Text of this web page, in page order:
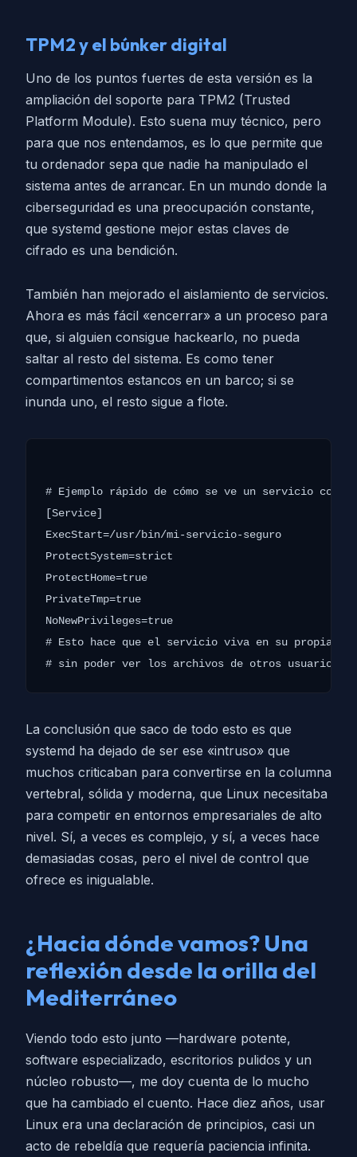
TPM2 y el búnker digital
Uno de los puntos fuertes de esta versión es la
ampliación del soporte para TPM2 (Trusted
Platform Module). Esto suena muy técnico, pero
para que nos entendamos, es lo que permite que
tu ordenador sepa que nadie ha manipulado el
sistema antes de arrancar. En un mundo donde la
ciberseguridad es una preocupación constante,
que systemd gestione mejor estas claves de
cifrado es una bendición.
También han mejorado el aislamiento de servicios.
Ahora es más fácil «encerrar» a un proceso para
que, si alguien consigue hackearlo, no pueda
saltar al resto del sistema. Es como tener
compartimentos estancos en un barco; si se
inunda uno, el resto sigue a flote.
# Ejemplo rápido de cómo se ve un servicio con
[Service]
ExecStart=/usr/bin/mi-servicio-seguro
ProtectSystem=strict
ProtectHome=true
PrivateTmp=true
NoNewPrivileges=true
# Esto hace que el servicio viva en su propia
La conclusión que saco de todo esto es que
systemd ha dejado de ser ese «intruso» que
muchos criticaban para convertirse en la columna
vertebral, sólida y moderna, que Linux necesitaba
para competir en entornos empresariales de alto
nivel. Sí, a veces es complejo, y sí, a veces hace
demasiadas cosas, pero el nivel de control que
ofrece es inigualable.
¿Hacia dónde vamos? Una
reflexión desde la orilla del
Mediterráneo
Viendo todo esto junto —hardware potente,
software especializado, escritorios pulidos y un
núcleo robusto—, me doy cuenta de lo mucho
que ha cambiado el cuento. Hace diez años, usar
Linux era una declaración de principios, casi un
acto de rebeldía que requería paciencia infinita.